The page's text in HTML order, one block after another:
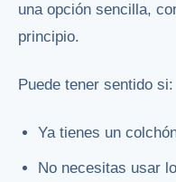
una opción sencilla,
principio.
Puede tener sentido si:
Ya tienes un
No necesitas usar